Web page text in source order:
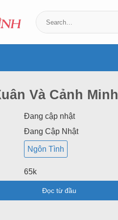
Và Cảnh Minh
Đang cập nhật
Đang Cập Nhật
Ngôn Tình
65k
Đọc từ đầu